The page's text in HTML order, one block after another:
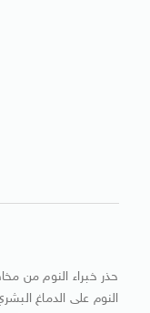
حذر خبراء النوم من
النوم على الدماغ